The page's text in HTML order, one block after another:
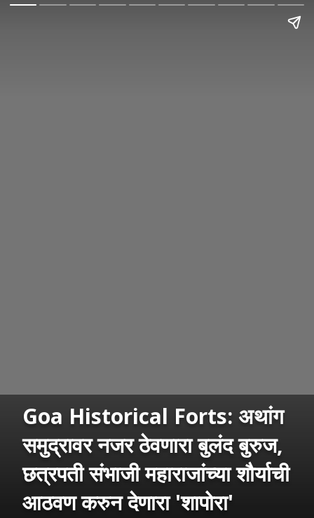
Goa Historical Forts: अथांग
समुद्रावर नजर ठेवणारा बुलंद बुरुज,
छत्रपती संभाजी महाराजांच्या शौर्याची
आठवण करुन देणारा 'शापोरा'